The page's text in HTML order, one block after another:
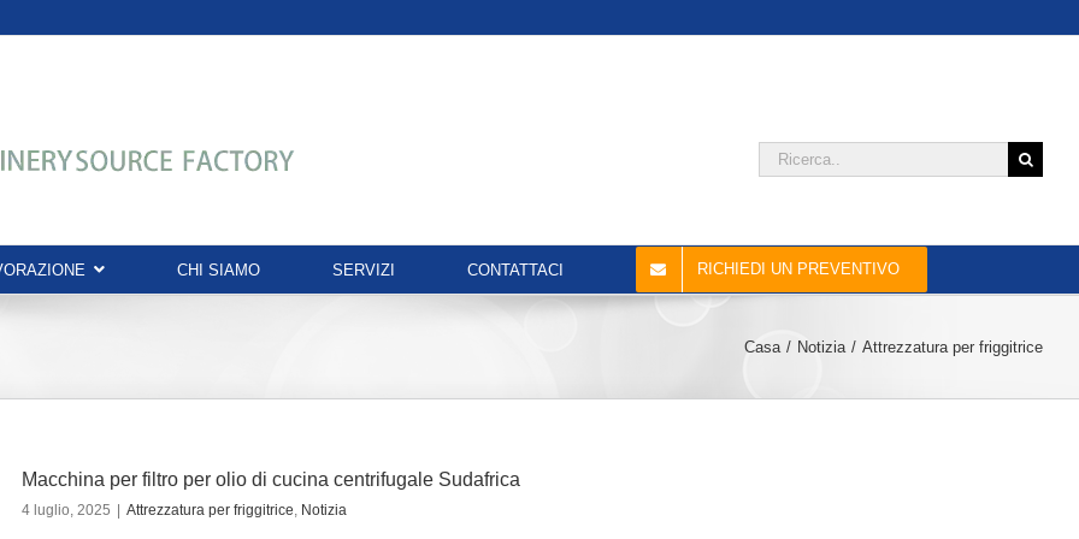
Cercare:
CHI SIAMO SERVIZI CONTATTACI RICHIEDI UN PREVENTIVO
Casa Notizia Attrezzatura per friggitrice
Macchina per filtro per olio di cucina centrifugale Sudafrica
4 luglio, 2025 Attrezzatura per friggitrice, Notizia